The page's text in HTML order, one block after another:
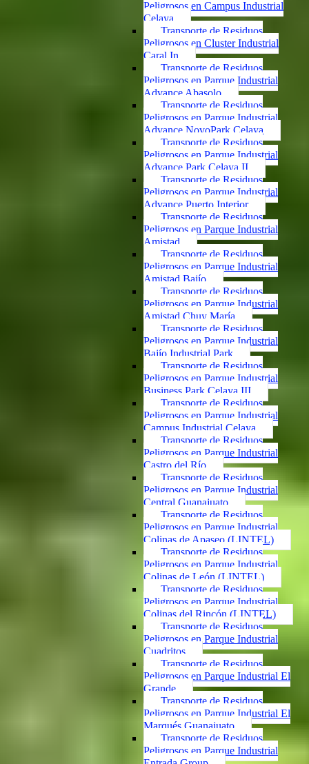
Peligrosos en Campus Industrial
Celaya
Transporte de Residuos
Peligrosos en Cluster Industrial
Caral In
Transporte de Residuos
Peligrosos en Parque Industrial
Advance Abasolo
Transporte de Residuos
Peligrosos en Parque Industrial
Advance NovoPark Celaya
Transporte de Residuos
Peligrosos en Parque Industrial
Advance Park Celaya II
Transporte de Residuos
Peligrosos en Parque Industrial
Advance Puerto Interior
Transporte de Residuos
Peligrosos en Parque Industrial
Amistad
Transporte de Residuos
Peligrosos en Parque Industrial
Amistad Bajío
Transporte de Residuos
Peligrosos en Parque Industrial
Amistad Chuy María
Transporte de Residuos
Peligrosos en Parque Industrial
Bajío Industrial Park
Transporte de Residuos
Peligrosos en Parque Industrial
Business Park Celaya III
Transporte de Residuos
Peligrosos en Parque Industrial
Campus Industrial Celaya
Transporte de Residuos
Peligrosos en Parque Industrial
Castro del Río
Transporte de Residuos
Peligrosos en Parque Industrial
Central Guanajuato
Transporte de Residuos
Peligrosos en Parque Industrial
Colinas de Apaseo (LINTEL)
Transporte de Residuos
Peligrosos en Parque Industrial
Colinas de León (LINTEL)
Transporte de Residuos
Peligrosos en Parque Industrial
Colinas del Rincón (LINTEL)
Transporte de Residuos
Peligrosos en Parque Industrial
Cuadritos
Transporte de Residuos
Peligrosos en Parque Industrial El
Grande
Transporte de Residuos
Peligrosos en Parque Industrial El
Marqués Guanajuato
Transporte de Residuos
Peligrosos en Parque Industrial